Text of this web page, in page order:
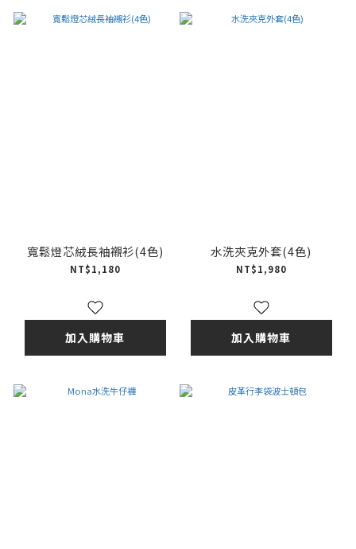
寬鬆燈芯絨長袖襯衫(4色)
NT$1,180
加入購物車
水洗夾克外套(4色)
NT$1,980
加入購物車